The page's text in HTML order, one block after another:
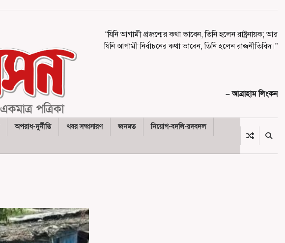
“যিনি আগামী প্রজন্মের কথা ভাবেন, তিনি হলেন রাষ্ট্রনায়ক; আর
যিনি আগামী নির্বাচনের কথা ভাবেন, তিনি হলেন রাজনীতিবিদ।”
– আব্রাহাম লিংকন
অপরাধ-দুর্নীতি খবর সম্প্রসারণ জনমত নিয়োগ-বদলি-রদবদল